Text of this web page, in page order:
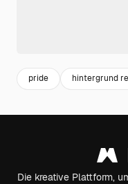
pride hintergrund
Die kreative Plattform,